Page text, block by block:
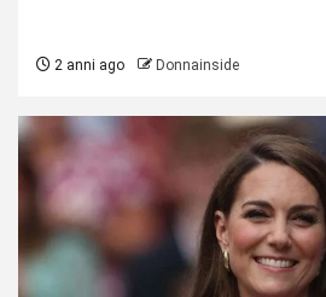
2 anni ago Donnainside